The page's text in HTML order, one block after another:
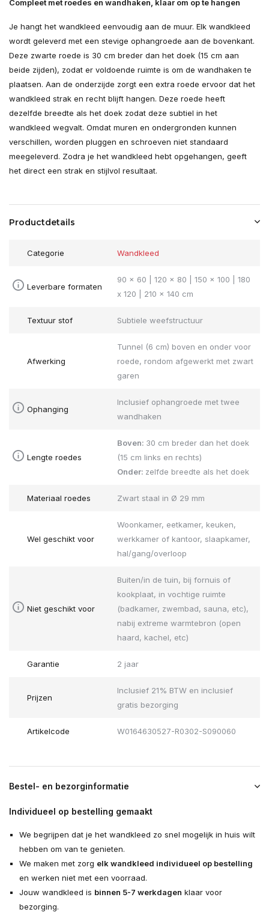
Compleet met roedes en wandhaken, klaar om op te hangen
Je hangt het wandkleed eenvoudig aan de muur. Elk wandkleed
wordt geleverd met een stevige ophangroede aan de bovenkant.
Deze zwarte roede is 30 cm breder dan het doek (15 cm aan
beide zijden), zodat er voldoende ruimte is om de wandhaken te
plaatsen. Aan de onderzijde zorgt een extra roede ervoor dat het
wandkleed strak en recht blijft hangen. Deze roede heeft
dezelfde breedte als het doek zodat deze subtiel in het
wandkleed wegvalt. Omdat muren en ondergronden kunnen
verschillen, worden pluggen en schroeven niet standaard
meegeleverd. Zodra je het wandkleed hebt opgehangen, geeft
het direct een strak en stijlvol resultaat.
Productdetails
Categorie Wandkleed
Leverbare formaten
90 x 60 | 120 x 80 | 150 x 100 | 180
x 120 | 210 x 140 cm
Textuur stof Subtiele weefstructuur
Afwerking
Tunnel (6 cm) boven en onder voor
roede, rondom afgewerkt met zwart
garen
Ophanging
Inclusief ophangroede met twee
wandhaken
Lengte roedes
Boven: 30 cm breder dan het doek
(15 cm links en rechts)
Onder: zelfde breedte als het doek
Materiaal roedes Zwart staal in Ø 29 mm
Wel geschikt voor
Woonkamer, eetkamer, keuken,
werkkamer of kantoor, slaapkamer,
hal/gang/overloop
Niet geschikt voor
Buiten/in de tuin, bij fornuis of
kookplaat, in vochtige ruimte
(badkamer, zwembad, sauna, etc),
nabij extreme warmtebron (open
haard, kachel, etc)
Garantie 2 jaar
Prijzen
Inclusief 21% BTW en inclusief
gratis bezorging
Artikelcode W0164630527-R0302-S090060
Bestel- en bezorginformatie
Individueel op bestelling gemaakt
We begrijpen dat je het wandkleed zo snel mogelijk in huis wilt
hebben om van te genieten.
We maken met zorg elk wandkleed individueel op bestelling
en werken niet met een voorraad.
Jouw wandkleed is binnen 5-7 werkdagen klaar voor
bezorging.